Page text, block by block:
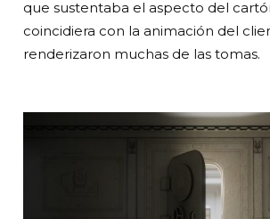
que sustentaba el aspecto del
coincidiera con la animación del
renderizaron muchas de las tomas.